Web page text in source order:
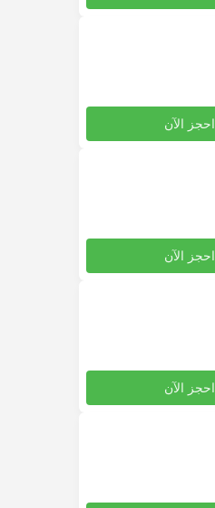
احجز الآن
احجز الآن
احجز الآن